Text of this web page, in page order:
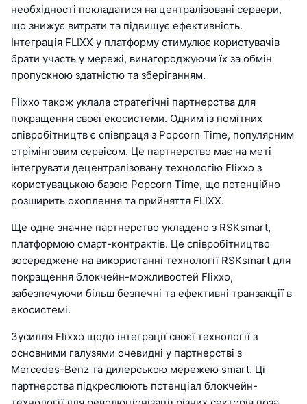
необхідності покладатися на централізовані сервери,
що знижує витрати та підвищує ефективність.
Інтеграція FLIXX у платформу стимулює користувачів
брати участь у мережі, винагороджуючи їх за обмін
пропускною здатністю та зберіганням.
Flixxo також уклала стратегічні партнерства для
покращення своєї екосистеми. Одним із помітних
співробітництв є співпраця з Popcorn Time, популярним
стрімінговим сервісом. Це партнерство має на меті
інтегрувати децентралізовану технологію Flixxo з
користувацькою базою Popcorn Time, що потенційно
розширить охоплення та прийняття FLIXX.
Ще одне значне партнерство укладено з RSKsmart,
платформою смарт-контрактів. Це співробітництво
зосереджене на використанні технології RSKsmart для
покращення блокчейн-можливостей Flixxo,
забезпечуючи більш безпечні та ефективні транзакції в
екосистемі.
Зусилля Flixxo щодо інтеграції своєї технології з
основними галузями очевидні у партнерстві з
Mercedes-Benz та дилерською мережею smart. Ці
партнерства підкреслюють потенціал блокчейн-